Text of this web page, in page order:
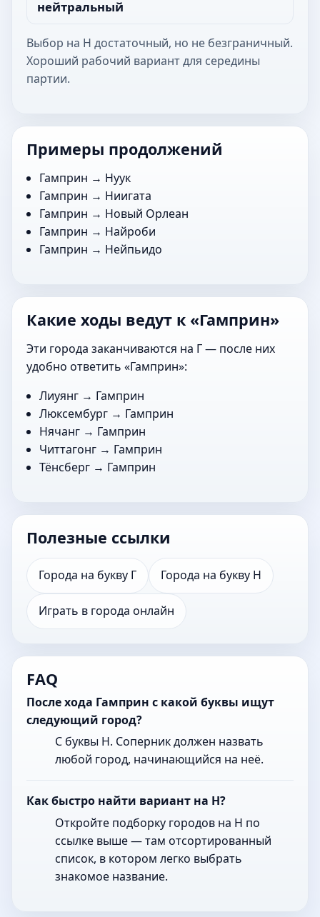
нейтральный
Выбор на Н достаточный, но не безграничный.
Хороший рабочий вариант для середины
партии.
Примеры продолжений
Гамприн → Нуук
Гамприн → Ниигата
Гамприн → Новый Орлеан
Гамприн → Найроби
Гамприн → Нейпьидо
Какие ходы ведут к «Гамприн»
Эти города заканчиваются на Г — после них
удобно ответить «Гамприн»:
Лиуянг → Гамприн
Люксембург → Гамприн
Нячанг → Гамприн
Читтагонг → Гамприн
Тёнсберг → Гамприн
Полезные ссылки
Города на букву Г Города на букву Н
Играть в города онлайн
FAQ
После хода Гамприн с какой буквы ищут
следующий город?
С буквы Н. Соперник должен назвать
любой город, начинающийся на неё.
Как быстро найти вариант на Н?
Откройте подборку городов на Н по
ссылке выше — там отсортированный
список, в котором легко выбрать
знакомое название.